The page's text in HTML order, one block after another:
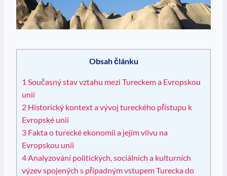
Obsah článku
1 Současný stav vztahu mezi Tureckem a Evropskou
unií
2 Historický kontext a vývoj tureckého přístupu k
Evropské unii
3 Fakta o turecké ekonomii a jejím vlivu na
Evropskou unii
4Analyzování politických, sociálních a kulturních
výzev spojených s případným vstupem Turecka do